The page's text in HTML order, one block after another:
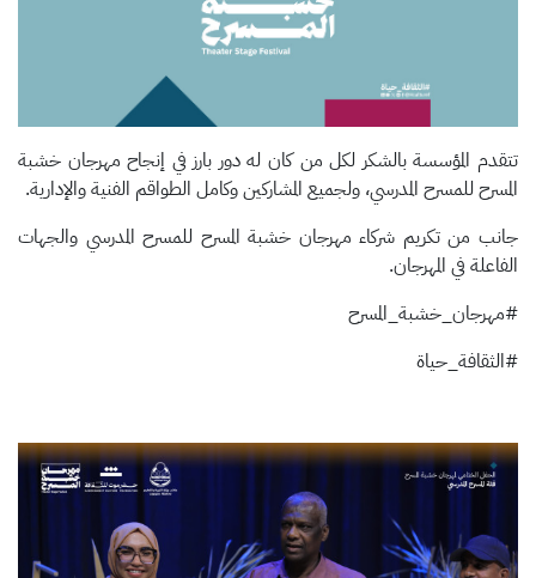
تتقدم المؤسسة بالشكر لكل من كان له دور بارز في إنجاح مهرجان خشبة
المسرح للمسرح المدرسي، ولجميع المشاركين وكامل الطواقم الفنية والإدارية.
جانب من تكريم شركاء مهرجان خشبة المسرح للمسرح المدرسي والجهات
الفاعلة في المهرجان.
#مهرجان_خشبة_المسرح
#الثقافة_حياة